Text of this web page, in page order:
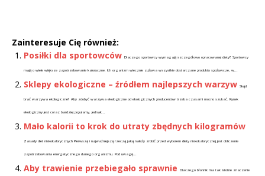
Zainteresuje Cię również:
Posiłki dla sportowców Dlaczego sportowcy wymagają szczegółowo opracowanej diety? Sportowcy
mają o wiele większe zapotrzebowanie kaloryczne. Ich organizm wiecznie zużywa wszystkie dostarczane produkty spożywcze, w...
Sklepy ekologiczne – źródłem najlepszych warzyw Skąd
brać warzywa ekologiczne? Aby zdobyć warzywa ekologiczne od ekologicznych producentów trzeba czasami mocno szukać. Rynek
ekologiczny jest coraz bardziej popularny, jednak...
Mało kalorii to krok do utraty zbędnych kilogramów
Zasady diet niskokalorycznych Pierwszą i najważniejszą rzeczą jaką należy zrobić przed wyborem diety niskokalorycznej jest obliczenie
zapotrzebowania energetycznego danego organizmu. Pod uwagę...
Aby trawienie przebiegało sprawnie Dlaczego błonnik ma tak istotne znaczenie